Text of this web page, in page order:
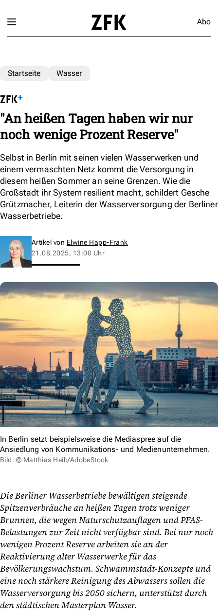
Abo
Startseite Wasser
"An heißen Tagen haben wir nur
noch wenige Prozent Reserve"
Selbst in Berlin mit seinen vielen Wasserwerken und
einem vermaschten Netz kommt die Versorgung in
diesem heißen Sommer an seine Grenzen. Wie die
Großstadt ihr System resilient macht, schildert Gesche
Grützmacher, Leiterin der Wasserversorgung der Berliner
Wasserbetriebe.
Artikel von Elwine Happ-Frank
21.08.2025, 13:00 Uhr
In Berlin setzt beispielsweise die Mediaspree auf die
Ansiedlung von Kommunikations- und Medienunternehmen.
Bild: © Matthias Heib/AdobeStock
Die Berliner Wasserbetriebe bewältigen steigende
Spitzenverbräuche an heißen Tagen trotz weniger
Brunnen, die wegen Naturschutzauflagen und PFAS-
Belastungen zur Zeit nicht verfügbar sind. Bei nur noch
wenigen Prozent Reserve arbeiten sie an der
Reaktivierung alter Wasserwerke für das
Bevölkerungswachstum. Schwammstadt-Konzepte und
eine noch stärkere Reinigung des Abwassers sollen die
Wasserversorgung bis 2050 sichern, unterstützt durch
den städtischen Masterplan Wasser.